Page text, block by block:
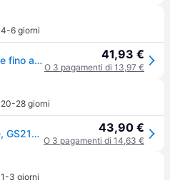
4-6 giorni
BEURER bilancia pesapersone fino a 180kg display LCD in vetro barche GS 215 BOATS 41,93 €
O 3 pagamenti di 13,97 €
20-28 giorni
Beurer, Bilancia pesapersone, GS215 (180kg) 43,90 €
O 3 pagamenti di 14,63 €
1-3 giorni